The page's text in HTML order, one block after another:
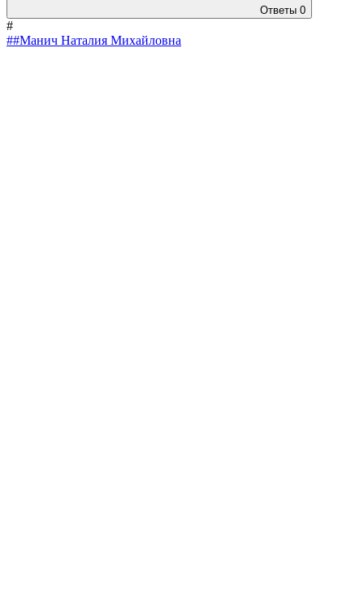
Ответы 0
#
##Манич Наталия Михайловна